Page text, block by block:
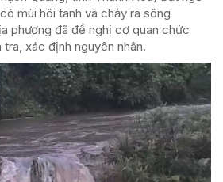
mùi hôi tanh và chảy ra sông
phương đã đề nghị cơ quan chức
xác định nguyên nhân.